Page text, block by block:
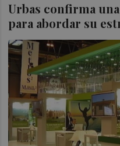
Urbas confirma
para abordar su